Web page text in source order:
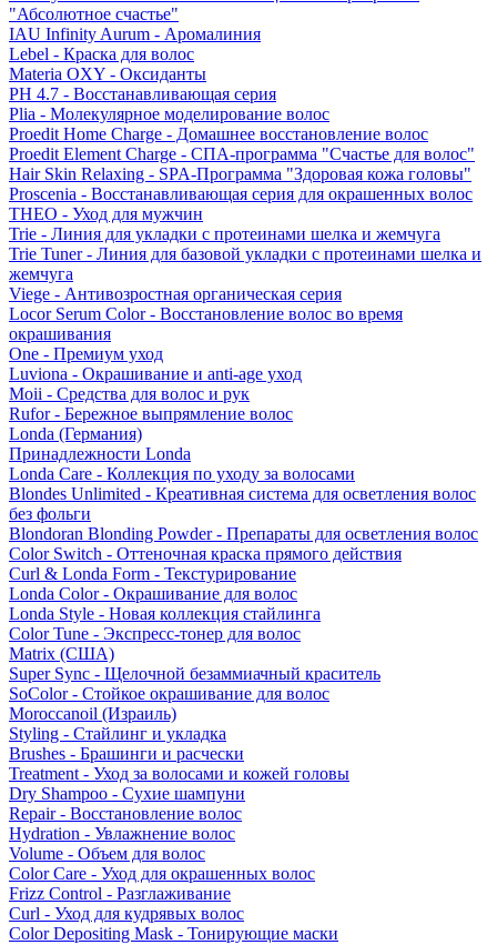
"Абсолютное счастье"
IAU Infinity Aurum - Аромалиния
Lebel - Краска для волос
Materia OXY - Оксиданты
PH 4.7 - Восстанавливающая серия
Plia - Молекулярное моделирование волос
Proedit Home Charge - Домашнее восстановление волос
Proedit Element Charge - СПА-программа "Счастье для волос"
Hair Skin Relaxing - SPA-Программа "Здоровая кожа головы"
Proscenia - Восстанавливающая серия для окрашенных волос
THEO - Уход для мужчин
Trie - Линия для укладки с протеинами шелка и жемчуга
Trie Tuner - Линия для базовой укладки с протеинами шелка и
жемчуга
Viege - Антивозростная органическая серия
Locor Serum Color - Восстановление волос во время
окрашивания
One - Премиум уход
Luviona - Окрашивание и anti-age уход
Moii - Средства для волос и рук
Rufor - Бережное выпрямление волос
Londa (Германия)
Принадлежности Londa
Londa Care - Коллекция по уходу за волосами
Blondes Unlimited - Креативная система для осветления волос
без фольги
Blondoran Blonding Powder - Препараты для осветления волос
Color Switch - Оттеночная краска прямого действия
Curl & Londa Form - Текстурирование
Londa Color - Окрашивание для волос
Londa Style - Новая коллекция стайлинга
Color Tune - Экспресс-тонер для волос
Matrix (США)
Super Sync - Щелочной безаммиачный краситель
SoColor - Стойкое окрашивание для волос
Moroccanoil (Израиль)
Styling - Стайлинг и укладка
Brushes - Брашинги и расчески
Treatment - Уход за волосами и кожей головы
Dry Shampoo - Сухие шампуни
Repair - Восстановление волос
Hydration - Увлажнение волос
Volume - Объем для волос
Color Care - Уход для окрашенных волос
Frizz Control - Разглаживание
Curl - Уход для кудрявых волос
Color Depositing Mask - Тонирующие маски